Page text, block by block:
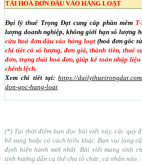
TẢI HOÁ ĐƠN ĐẦU VÀO HÀNG LOẠT
Đại lý thuế Trọng Đạt cung cấp phần mềm
lượng doanh nghiệp, không giới hạn số lượng
cứu hoá đơn đầu vào hàng loạt(hoá đơn gốc
chi tiết có số lượng, đơn giá, thành tiền, thuế
đơn, trạng thái hoá đơn, giúp kế toán nhập
chênh lệch.
Xem chi tiết tại: https://
don-goc-hang-loat
(*) Tại thời điểm bạn đọc bài viết này, các quy
bổ sung hoặc có cách hiểu khác. Bạn vui lòng
định hiện hành mới nhất. Bài viết mang tính
tính hướng dẫn cụ thể cho tổ chức, cá nhân nào.